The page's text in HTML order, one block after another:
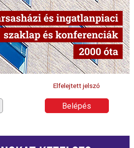
Elfelejtett jelszó
Belépés